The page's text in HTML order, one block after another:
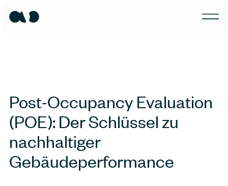
Post-Occupancy Evaluation
(POE): Der Schlüssel zu
nachhaltiger
Gebäudeperformance